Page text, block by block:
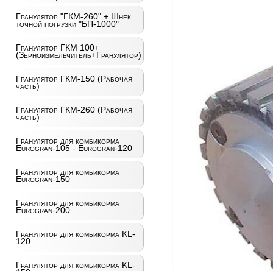
Гранулятор "ГКМ-260" + Шнек
точной погрузки "БП-1000"
Гранулятор ГКМ 100+
(Зерноизмельчитель+Гранулятор)
Гранулятор ГКМ-150 (Рабочая
часть)
Гранулятор ГКМ-260 (Рабочая
часть)
Гранулятор для комбикорма
Eurogran-105 - Eurogran-120
Гранулятор для комбикорма
Eurogran-150
Гранулятор для комбикорма
Eurogran-200
Гранулятор для комбикорма KL-
120
Гранулятор для комбикорма KL-